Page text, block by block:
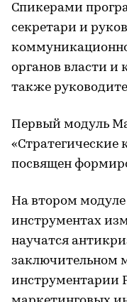
Спикерами
секретари и
органов власти
также
Первый модуль
посвящен
На втором
инструментах
научатся
заключительном
инструментарии